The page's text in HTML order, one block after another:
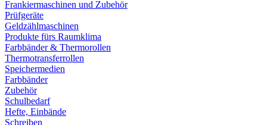
Frankiermaschinen und Zubehör
Prüfgeräte
Geldzählmaschinen
Produkte fürs Raumklima
Farbbänder & Thermorollen
Thermotransferrollen
Speichermedien
Farbbänder
Zubehör
Schulbedarf
Hefte, Einbände
Schreiben